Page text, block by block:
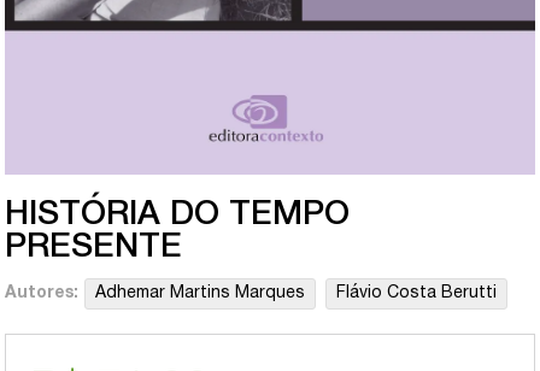
HISTÓRIA DO TEMPO
PRESENTE
Autores: Adhemar Martins Marques Flávio Costa Berutti